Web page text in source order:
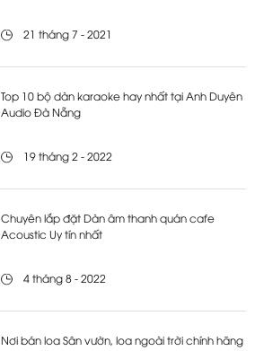
21 tháng 7 - 2021
Top 10 bộ dàn karaoke hay nhất tại Anh Duyên
Audio Đà Nẵng
19 tháng 2 - 2022
Chuyên lắp đặt Dàn âm thanh quán cafe
Acoustic Uy tín nhất
4 tháng 8 - 2022
Nơi bán loa Sân vườn, loa ngoài trời chính hãng